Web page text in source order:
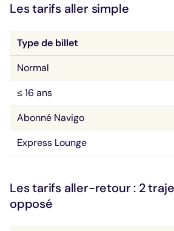
Les tarifs aller simple
Type de billet
Normal
≤ 16 ans
Abonné Navigo
Express Lounge
Les tarifs aller-retour : 2
opposé